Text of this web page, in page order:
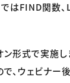
ではFIND関数、
ン形式で実施
、ウェビナー